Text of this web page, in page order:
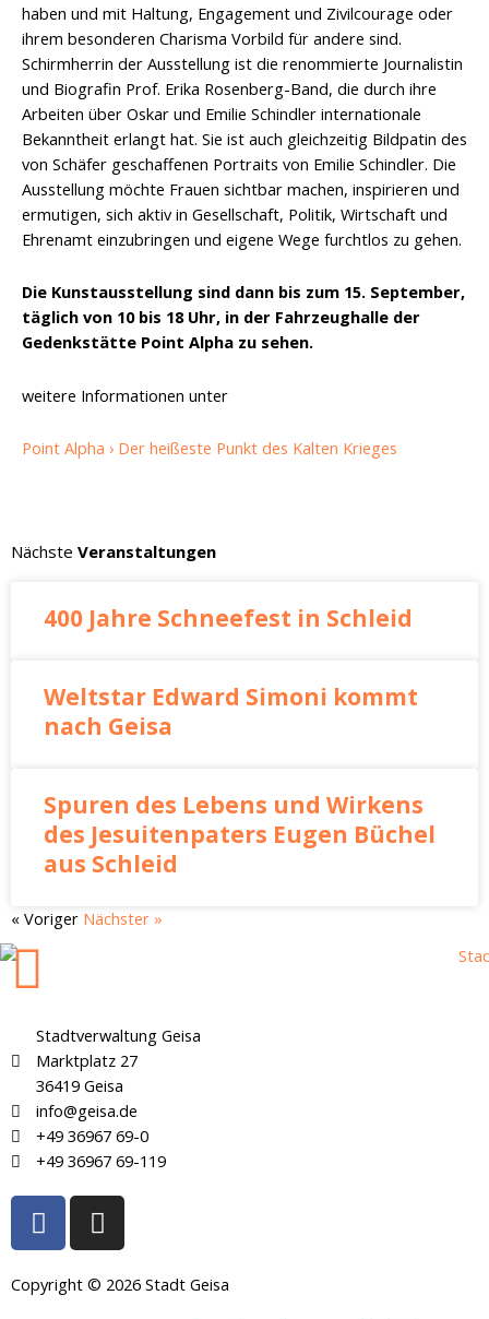
haben und mit Haltung, Engagement und Zivilcourage oder
ihrem besonderen Charisma Vorbild für andere sind.
Schirmherrin der Ausstellung ist die renommierte Journalistin
und Biografin Prof. Erika Rosenberg-Band, die durch ihre
Arbeiten über Oskar und Emilie Schindler internationale
Bekanntheit erlangt hat. Sie ist auch gleichzeitig Bildpatin des
von Schäfer geschaffenen Portraits von Emilie Schindler. Die
Ausstellung möchte Frauen sichtbar machen, inspirieren und
ermutigen, sich aktiv in Gesellschaft, Politik, Wirtschaft und
Ehrenamt einzubringen und eigene Wege furchtlos zu gehen.
Die Kunstausstellung sind dann bis zum 15. September,
täglich von 10 bis 18 Uhr, in der Fahrzeughalle der
Gedenkstätte Point Alpha zu sehen.
weitere Informationen unter
Point Alpha › Der heißeste Punkt des Kalten Krieges
Nächste Veranstaltungen
400 Jahre Schneefest in Schleid
Weltstar Edward Simoni kommt
nach Geisa
Spuren des Lebens und Wirkens
des Jesuitenpaters Eugen Büchel
aus Schleid
« Voriger Nächster »
Stadtverwaltung Geisa
Marktplatz 27
36419 Geisa
info@geisa.de
+49 36967 69-0
+49 36967 69-119
F
a
c
e
I
n
s
t
Copyright © 2026 Stadt Geisa